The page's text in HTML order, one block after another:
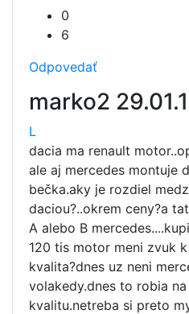
0
6
Odpovedať
marko2
L
dacia ma renault
ale aj mercedes montuje
bečka.aky je rozdiel
daciou?..okrem ceny?a
A alebo B
120 tis motor meni zvuk
kvalita?dnes uz neni
volakedy.dnes to robia
kvalitu.netreba si preto